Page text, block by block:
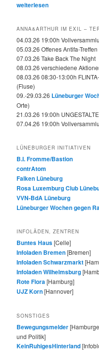
weiterlesen
ANNA&ARTHUR IM EXIL –
04.03.26 19:00h
05.03.26 Offenes Antifa-
07.03.26 Take Back The Night
08.03.26 verschiedene
08.03.26 08:30-13:00h
(Fluse)
09.-29.03.26 Lüneburger
Orte)
21.03.26 19:00h
07.04.26 19:00h
LÜNEBURGER INITIATIVEN
B.I. Fromme/Bastion
contrAtom
Falken Lüneburg
Rosa Luxemburg Club
VVN-BdA Lüneburg
Lüneburger Wochen gegen
INFOLÄDEN, ZENTREN
Buntes Haus[Celle]
Infoladen Bremen[Bremen]
Infoladen Schwarzmarkt
Infoladen Wilhelmsburg
Rote Flora[Hamburg]
UJZ Korn[Hannover]
SONSTIGES
Bewegungsmelder
und Politik]
KeinRuhigesHinterland